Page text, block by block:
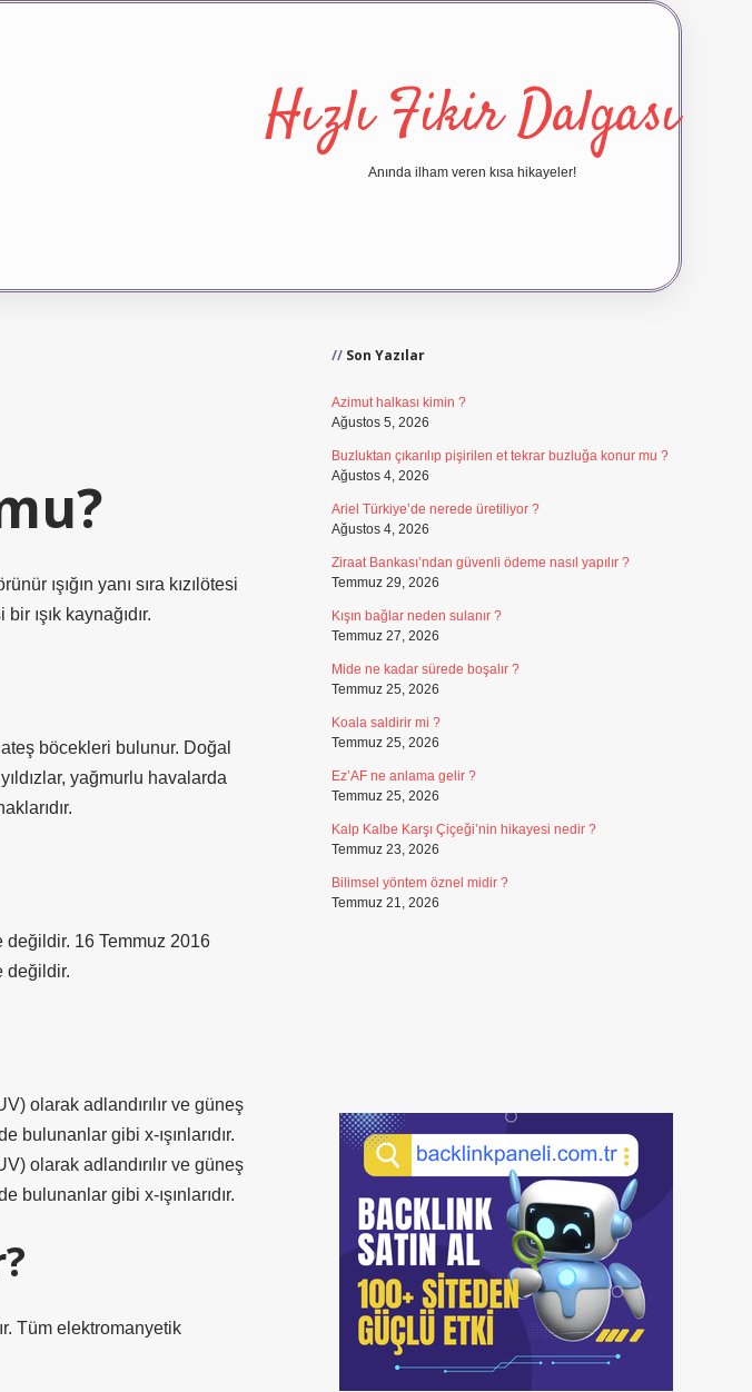
Hızlı Fikir Dalgası
Anında ilham veren kısa hikayeler!
ışığın yanı sıra kızılötesi
ışık kaynağıdır.
ateş böcekleri bulunur. Doğal
yağmurlu havalarda
değildir. 16 Temmuz 2016
değildir.
olarak adlandırılır ve güneş
bulunanlar gibi x-ışınlarıdır.
olarak adlandırılır ve güneş
bulunanlar gibi x-ışınlarıdır.
Tüm elektromanyetik
Son Yazılar
Azimut halkası kimin ?
Ağustos 5, 2026
Buzluktan çıkarılıp pişirilen et tekrar buzluğa konur mu ?
Ağustos 4, 2026
Ariel Türkiye’de nerede üretiliyor ?
Ağustos 4, 2026
Ziraat Bankası’ndan güvenli ödeme nasıl yapılır ?
Temmuz 29, 2026
Kışın bağlar neden sulanır ?
Temmuz 27, 2026
Mide ne kadar sürede boşalır ?
Temmuz 25, 2026
Koala saldirir mi ?
Temmuz 25, 2026
Ez’AF ne anlama gelir ?
Temmuz 25, 2026
Kalp Kalbe Karşı Çiçeği’nin hikayesi nedir ?
Temmuz 23, 2026
Bilimsel yöntem öznel midir ?
Temmuz 21, 2026